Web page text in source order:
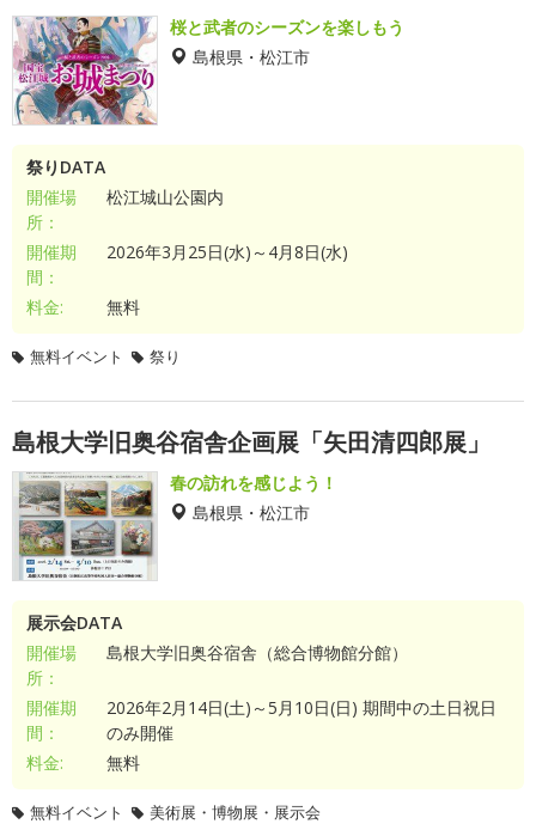
桜と武者のシーズンを楽しもう
島根県・松江市
祭りDATA
開催場
所：
松江城山公園内
開催期
間：
2026年3月25日(水)～4月8日(水)
料金: 無料
無料イベント 祭り
島根大学旧奥谷宿舎企画展「矢田清四郎展」
春の訪れを感じよう！
島根県・松江市
展示会DATA
開催場
所：
島根大学旧奥谷宿舎（総合博物館分館）
開催期
間：
2026年2月14日(土)～5月10日(日) 期間中の土日祝日
のみ開催
料金:
無料
無料イベント 美術展・博物展・展示会